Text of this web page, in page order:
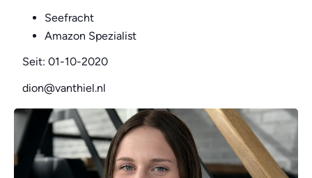
Seefracht
Amazon Spezialist
Seit: 01-10-2020
dion@vanthiel.nl